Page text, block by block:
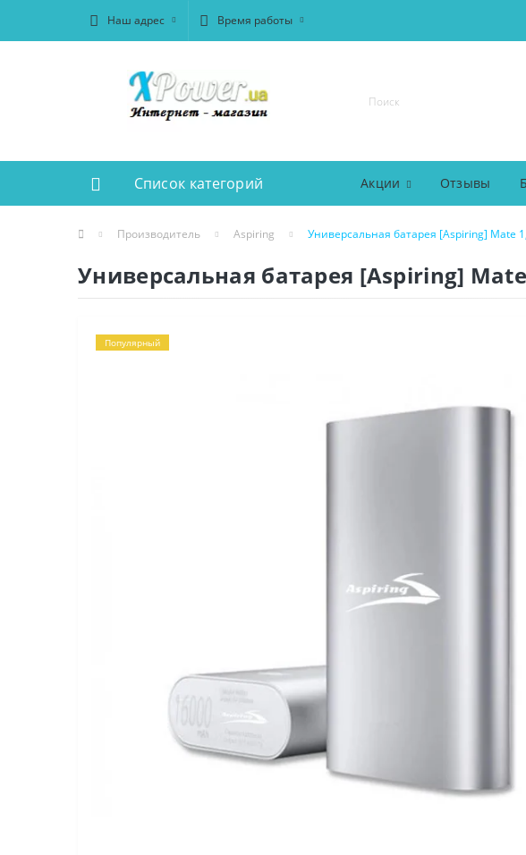
Наш адрес Время работы
Список категорий Акции Отзывы
Производитель Aspiring Универсальная батарея [Aspiring] Mate
Универсальная батарея [Aspiring]
Популярный